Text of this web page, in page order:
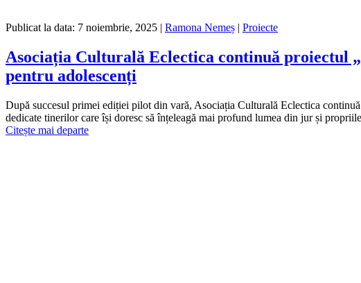
Publicat la data: 7 noiembrie, 2025 | Ramona Nemeș | Proiecte
Asociația Culturală Eclectica continuă proiectul
pentru adolescenți
După succesul primei ediției pilot din vară, Asociația Culturală Eclectica
dedicate tinerilor care își doresc să înțeleagă mai profund lumea din jur și
Citește mai departe